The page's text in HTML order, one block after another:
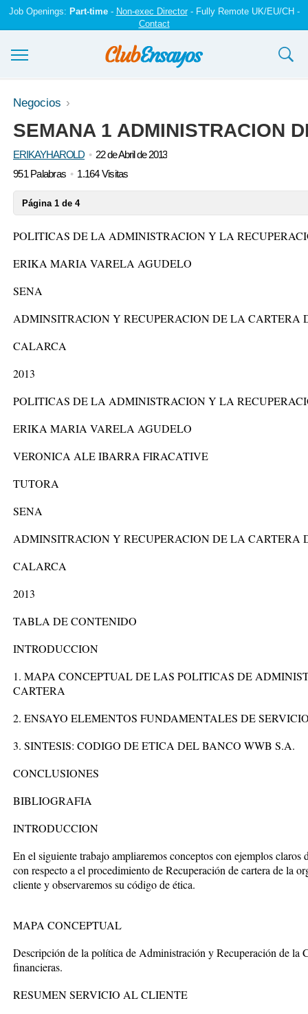
Job Openings: Part-time- Non-exec Director- Fully Remote UK/EU/CH -
Contact
Ensayos y trabajos
Registrarse
Iniciar sesión
Negocios
SEMANA 1 ADMINISTRACION
ERIKAYHAROLD
22 de Abril de 2013
951 Palabras
1.164 Visitas
Página 1 de 4
POLITICAS DE LA ADMINISTRACION Y LA
ERIKA MARIA VARELA AGUDELO
SENA
ADMINSITRACION Y RECUPERACION DE LA CARTERA
CALARCA
2013
POLITICAS DE LA ADMINISTRACION Y LA
ERIKA MARIA VARELA AGUDELO
VERONICA ALE IBARRA FIRACATIVE
TUTORA
SENA
ADMINSITRACION Y RECUPERACION DE LA CARTERA
CALARCA
2013
TABLA DE CONTENIDO
INTRODUCCION
1. MAPA CONCEPTUAL DE LAS POLITICAS DE
CARTERA
2. ENSAYO ELEMENTOS FUNDAMENTALES DE
3. SINTESIS: CODIGO DE ETICA DEL BANCO WWB S.A.
CONCLUSIONES
BIBLIOGRAFIA
INTRODUCCION
En el siguiente trabajo ampliaremos conceptos con ejemplos
con respecto a el procedimiento de Recuperación de cartera de la
cliente y observaremos su código de ética.
MAPA CONCEPTUAL
Descripción de la política de Administración y Recuperación de la
financieras.
RESUMEN SERVICIO AL CLIENTE